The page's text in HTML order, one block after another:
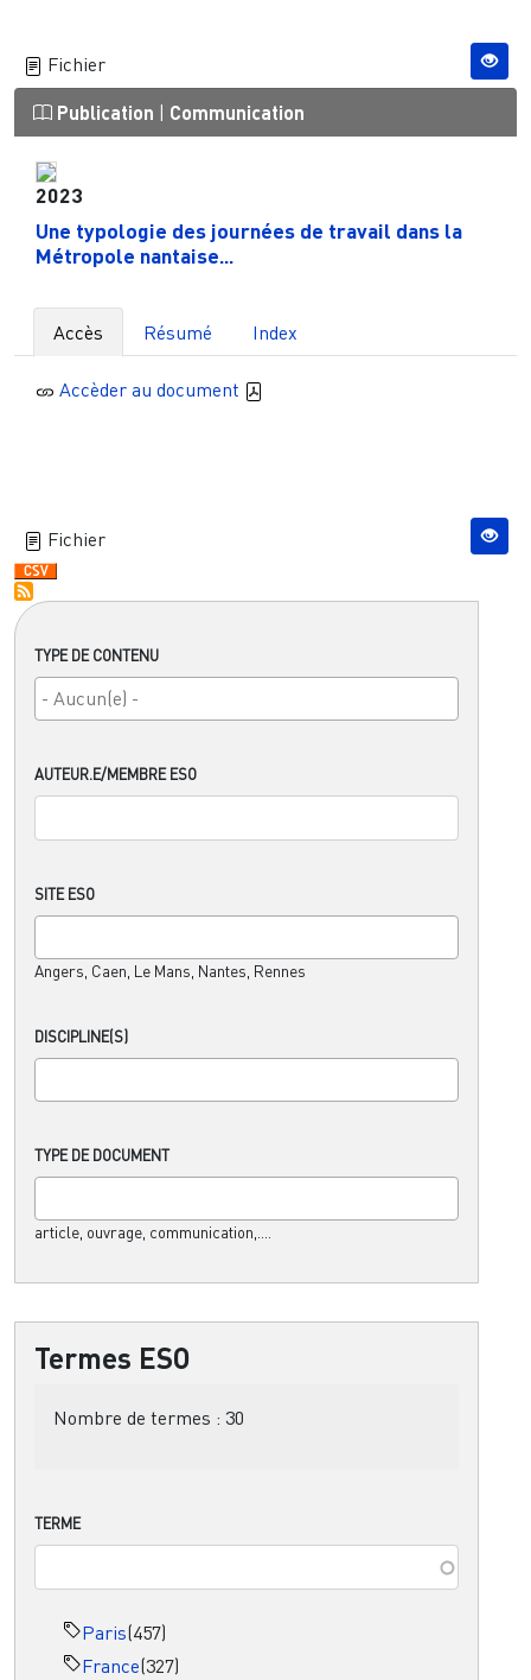
TYPE DE CONTENU
AUTEUR.E/MEMBRE ESO
SITE ESO
Angers, Caen, Le Mans, Nantes, Rennes
DISCIPLINE(S)
TYPE DE DOCUMENT
article, ouvrage, communication,....
Termes ESO
Nombre de termes : 30
TERME
Paris(457)
France(327)
Fichier
Publication Communication
2023
Une typologie des journées de travail dans la
Métropole nantaise...
Accès Résumé Index
Accèder au document
Fichier